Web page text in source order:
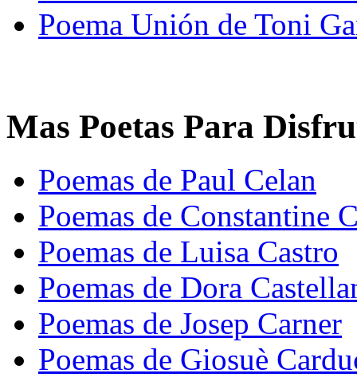
Poema Unión de Toni
Mas Poetas Para
Poemas de Paul Celan
Poemas de Constantine
Poemas de Luisa Castro
Poemas de Dora
Poemas de Josep Carner
Poemas de Giosuè